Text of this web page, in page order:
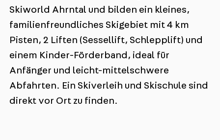
Skiworld Ahrntal und bilden ein kleines,
familienfreundliches Skigebiet mit 4 km
Pisten, 2 Liften (Sessellift, Schlepplift) und
einem Kinder-Förderband, ideal für
Anfänger und leicht-mittelschwere
Abfahrten. Ein Skiverleih und Skischule sind
direkt vor Ort zu finden.